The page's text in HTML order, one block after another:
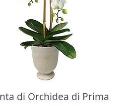
di Orchidea di Prima